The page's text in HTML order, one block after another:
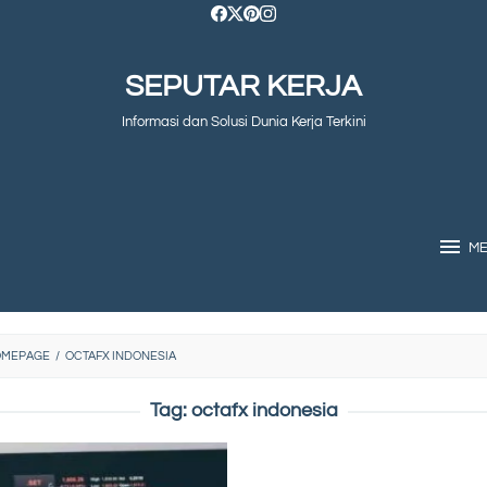
SEPUTAR KERJA
Informasi dan Solusi Dunia Kerja Terkini
/ OCTAFX INDONESIA
Tag: octafx indonesia